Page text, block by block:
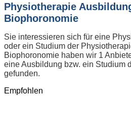
Physiotherapie
Biophoronomie
Sie interessieren sich für eine
oder ein Studium der
Biophoronomie haben wir 1
eine Ausbildung bzw. ein Studium
gefunden.
Empfohlen